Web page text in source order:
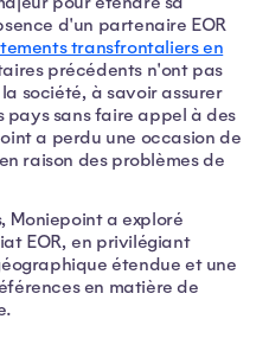
d'un partenaire EOR
transfrontaliers en
précédents n'ont pas
société, à savoir assurer
sans faire appel à des
a perdu une occasion de
raison des problèmes de
Moniepoint a exploré
EOR, en privilégiant
étendue et une
en matière de